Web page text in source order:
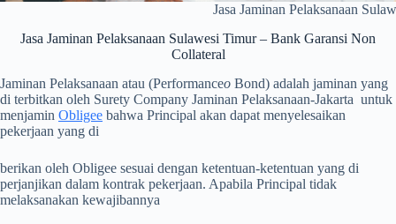
Jasa Jaminan Pelaksanaan
Jasa Jaminan Pelaksanaan Sulawesi Timur – Bank Garansi Non
Collateral
Jaminan Pelaksanaan atau (Performanceo Bond) adalah jaminan yang
di terbitkan oleh Surety Company Jaminan Pelaksanaan-Jakarta untuk
menjamin Obligee bahwa Principal akan dapat menyelesaikan
pekerjaan yang di
berikan oleh Obligee sesuai dengan ketentuan-ketentuan yang di
perjanjikan dalam kontrak pekerjaan. Apabila Principal tidak
melaksanakan kewajibannya